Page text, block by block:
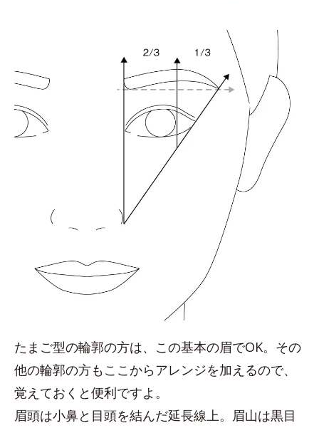
たまご型の輪郭の方は、この基本の眉でOK。その
他の輪郭の方もここからアレンジを加えるので、
覚えておくと便利ですよ。
眉頭は小鼻と目頭を結んだ延長線上。眉山は黒目